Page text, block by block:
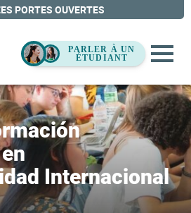
PORTES OUVERTES
Internacional